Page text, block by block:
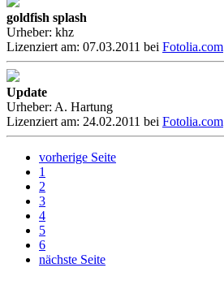
goldfish splash
Urheber: khz
Lizenziert am: 07.03.2011 bei Fotolia.com
Update
Urheber: A. Hartung
Lizenziert am: 24.02.2011 bei Fotolia.com
vorherige Seite
1
2
3
4
5
6
nächste Seite